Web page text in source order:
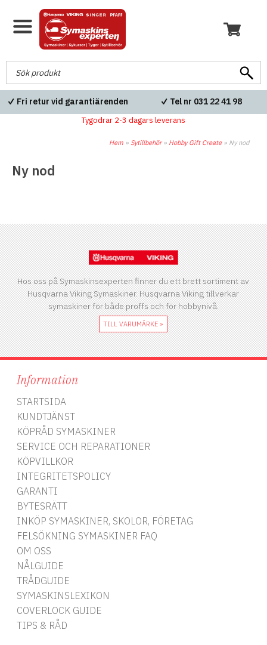
Fri retur vid garantiärenden Tel nr 031 22 41 98
Tygodrar 2-3 dagars leverans
Hem » Sytillbehör» Hobby Gift Create» Ny nod
Ny nod
Hos oss på Symaskinsexperten finner du ett brett sortiment av
Husqvarna Viking Symaskiner. Husqvarna Viking tillverkar
symaskiner för både proffs och för hobbynivå.
TILL VARUMÄRKE »
Information
STARTSIDA
KUNDTJÄNST
KÖPRÅD SYMASKINER
SERVICE OCH REPARATIONER
KÖPVILLKOR
INTEGRITETSPOLICY
GARANTI
BYTESRÄTT
INKÖP SYMASKINER, SKOLOR, FÖRETAG
FELSÖKNING SYMASKINER FAQ
OM OSS
NÅLGUIDE
TRÅDGUIDE
SYMASKINSLEXIKON
COVERLOCK GUIDE
TIPS & RÅD